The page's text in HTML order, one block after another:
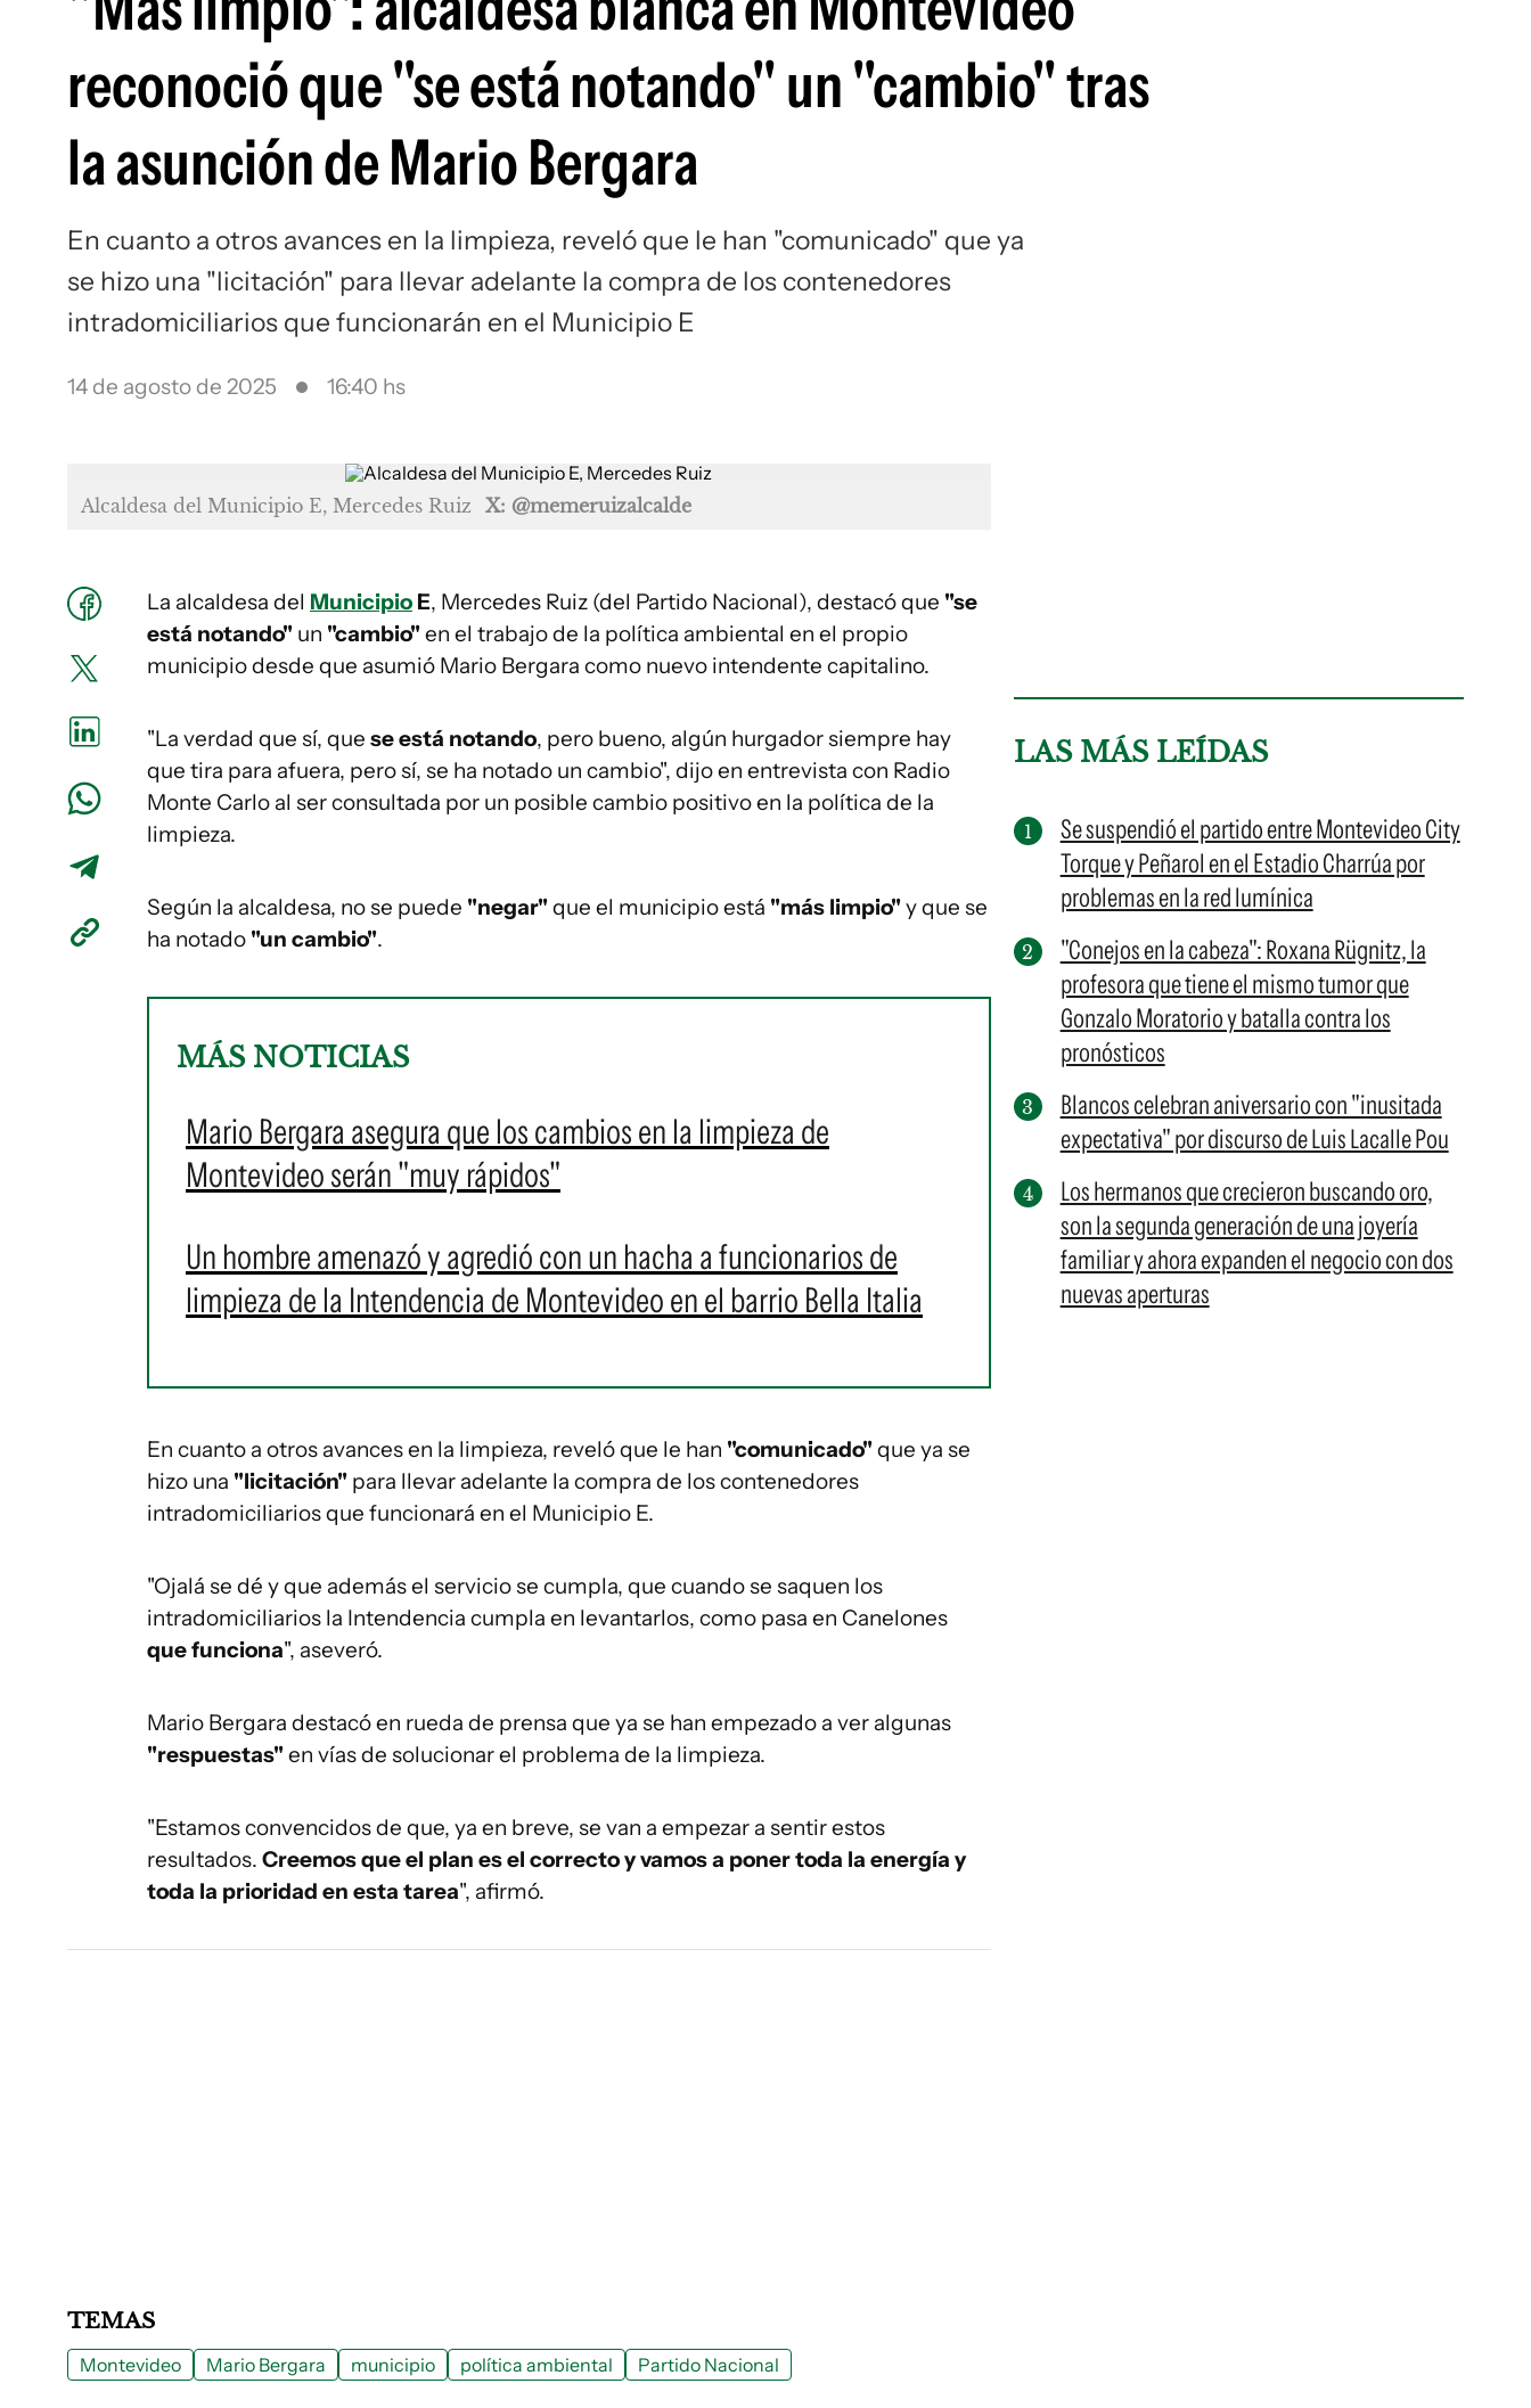
reconoció que "se está notando" un "cambio" tras
la asunción de Mario Bergara
En cuanto a otros avances en la limpieza, reveló que le han "comunicado" que ya
se hizo una "licitación" para llevar adelante la compra de los contenedores
intradomiciliarios que funcionarán en el Municipio E
14 de agosto de 2025 16:40 hs
Alcaldesa del Municipio E, Mercedes Ruiz X: @memeruizalcalde
La alcaldesa del Municipio E, Mercedes Ruiz (del Partido Nacional), destacó que "se
está notando" un "cambio"en el trabajo de la política ambiental en el propio
municipio desde que asumió Mario Bergara como nuevo intendente capitalino.
"La verdad que sí, que se está notando, pero bueno, algún hurgador siempre hay
que tira para afuera, pero sí, se ha notado un cambio", dijo en entrevista con Radio
Monte Carlo al ser consultada por un posible cambio positivo en la política de la
limpieza.
Según la alcaldesa, no se puede "negar"que el municipio está "más limpio"y que se
ha notado "un cambio".
MÁS NOTICIAS
Mario Bergara asegura que los cambios en la limpieza de
Montevideo serán "muy rápidos"
Un hombre amenazó y agredió con un hacha a funcionarios de
limpieza de la Intendencia de Montevideo en el barrio Bella Italia
En cuanto a otros avances en la limpieza, reveló que le han "comunicado"que ya se
hizo una "licitación" para llevar adelante la compra de los contenedores
intradomiciliarios que funcionará en el Municipio E.
"Ojalá se dé y que además el servicio se cumpla, que cuando se saquen los
intradomiciliarios la Intendencia cumpla en levantarlos, como pasa en Canelones
que funciona", aseveró.
Mario Bergara destacó en rueda de prensa que ya se han empezado a ver algunas
"respuestas"en vías de solucionar el problema de la limpieza.
"Estamos convencidos de que, ya en breve, se van a empezar a sentir estos
resultados. Creemos que el plan es el correcto y vamos a poner toda la energía y
toda la prioridad en esta tarea", afirmó.
LAS MÁS LEÍDAS
Se suspendió el partido entre Montevideo City
Torque y Peñarol en el Estadio Charrúa por
problemas en la red lumínica
"Conejos en la cabeza": Roxana Rügnitz, la
profesora que tiene el mismo tumor que
Gonzalo Moratorio y batalla contra los
pronósticos
Blancos celebran aniversario con "inusitada
expectativa" por discurso de Luis Lacalle Pou
Los hermanos que crecieron buscando oro,
son la segunda generación de una joyería
familiar y ahora expanden el negocio con dos
nuevas aperturas
TEMAS
Montevideo Mario Bergara municipio política ambiental Partido Nacional